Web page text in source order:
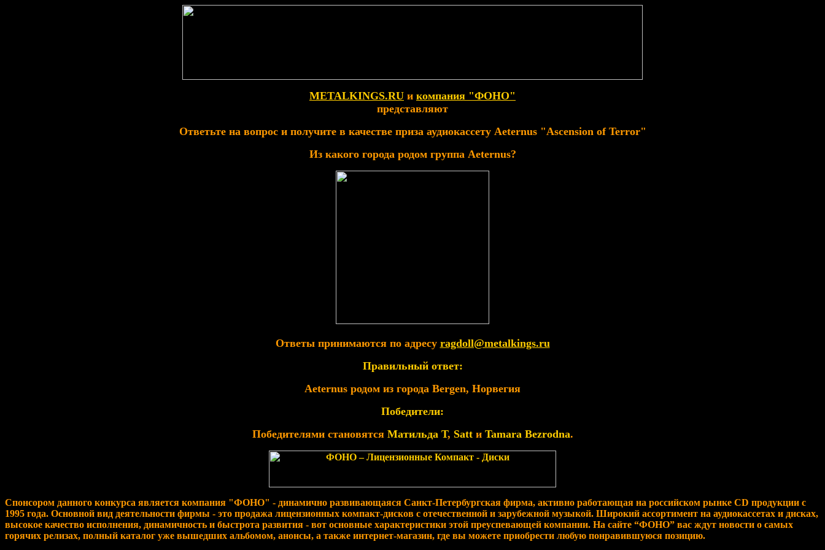
METALKINGS.RU и компания "ФОНО"
представляют
Ответьте на вопрос и получите в качестве приза аудиокассету Aeternus "Ascension of Terror"
Из какого города родом группа Aeternus?
Ответы принимаются по адресу ragdoll@metalkings.ru
Правильный ответ:
Aeternus родом из города Bergen, Норвегия
Победители:
Победителями становятся Матильда Т, Satt и Tamara Bezrodna.
Спонсором данного конкурса является компания "ФОНО" - динамично развивающаяся Санкт-Петербургская фирма, активно работающая на российском рынке CD продукции с
1995 года. Основной вид деятельности фирмы - это продажа лицензионных компакт-дисков с отечественной и зарубежной музыкой. Широкий ассортимент на аудиокассетах и дисках,
высокое качество исполнения, динамичность и быстрота развития - вот основные характеристики этой преуспевающей компании. На сайте “ФОНО” вас ждут новости о самых
горячих релизах, полный каталог уже вышедших альбомом, анонсы, а также интернет-магазин, где вы можете приобрести любую понравившуюся позицию.